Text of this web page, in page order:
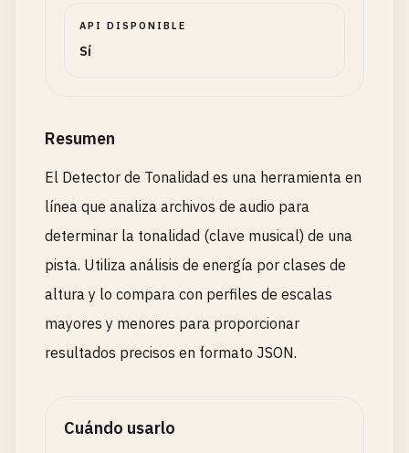
API DISPONIBLE
Sí
Resumen
El Detector de Tonalidad es una herramienta en
línea que analiza archivos de audio para
determinar la tonalidad (clave musical) de una
pista. Utiliza análisis de energía por clases de
altura y lo compara con perfiles de escalas
mayores y menores para proporcionar
resultados precisos en formato JSON.
Cuándo usarlo